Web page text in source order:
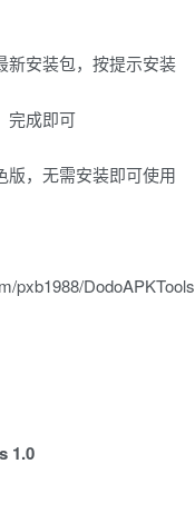
新安装包，按提示安装
完成即可
版，无需安装即可使用
pxb1988/DodoAPKTools
1.0